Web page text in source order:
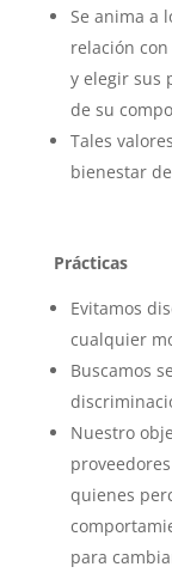
Se anima a
relación
y elegir sus
de su
Tales
bienestar
Prácticas
Evitamos
cualquier
Buscamos
Nuestro
quienes
para